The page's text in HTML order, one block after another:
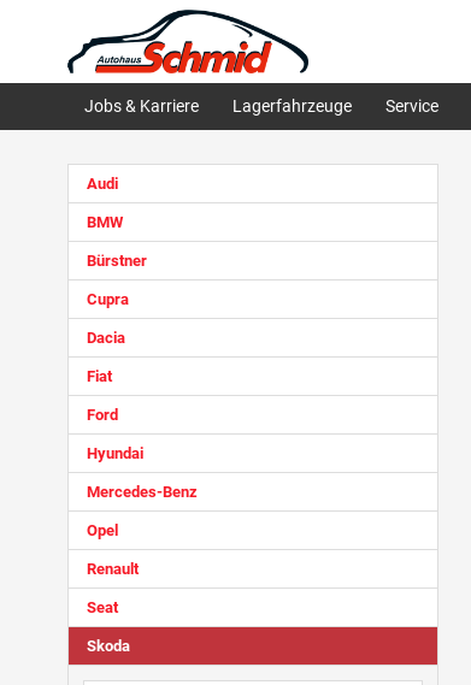
Jobs & Karriere Lagerfahrzeuge Service
Audi
BMW
Bürstner
Cupra
Dacia
Fiat
Ford
Hyundai
Mercedes-Benz
Opel
Renault
Seat
Skoda